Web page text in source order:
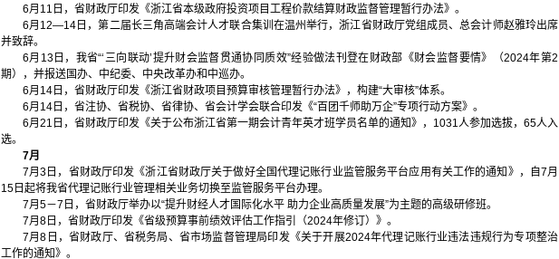
6月11日，省财政厅印发《浙江省本级政府投资项目工程价款结算财政监督管理暂行办法》。
6月12—14日，第二届长三角高端会计人才联合集训在温州举行，浙江省财政厅党组成员、总会计师赵雅玲出席
并致辞。
6月13日，我省“‘三向联动’提升财会监督贯通协同质效”经验做法刊登在财政部《财会监督要情》（2024年第2
期），并报送国办、中纪委、中央改革办和中巡办。
6月14日，省财政厅印发《浙江省财政项目预算审核管理暂行办法》，构建“大审核”体系。
6月14日，省注协、省税协、省律协、省会计学会联合印发《“百团千师助万企”专项行动方案》。
6月21日，省财政厅印发《关于公布浙江省第一期会计青年英才班学员名单的通知》，1031人参加选拔，65人入
选。
7月
7月3日，省财政厅印发《浙江省财政厅关于做好全国代理记账行业监管服务平台应用有关工作的通知》，自7月
15日起将我省代理记账行业管理相关业务切换至监管服务平台办理。
7月5－7日，省财政厅举办以“提升财经人才国际化水平 助力企业高质量发展”为主题的高级研修班。
7月8日，省财政厅印发《省级预算事前绩效评估工作指引（2024年修订）》。
7月8日，省财政厅、省税务局、省市场监督管理局印发《关于开展2024年代理记账行业违法违规行为专项整治
工作的通知》。